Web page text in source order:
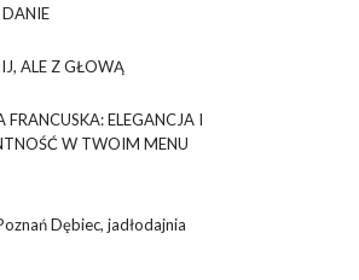
DANIE
ALE Z GŁOWĄ
FRANCUSKA: ELEGANCJA I
W TWOIM MENU
Dębiec, jadłodajnia